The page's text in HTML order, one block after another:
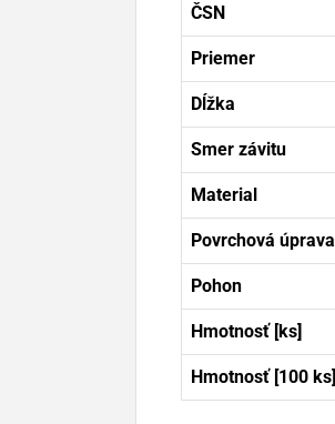
ČSN
Priemer
Dĺžka
Smer závitu
Material
Povrchová úprava
Pohon
Hmotnosť [ks]
Hmotnosť [100 ks]